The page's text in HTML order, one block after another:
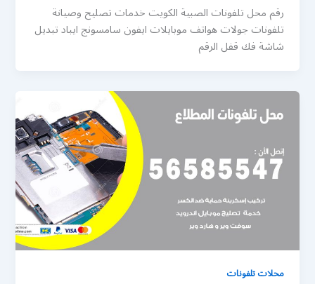
رقم محل تلفونات الصبية الكويت خدمات تصليح وصيانة
تلفونات جولات هواتف موبايلات ايفون سامسونج ايباد تبديل
شاشة فك قفل الرقم
محلات تلفونات